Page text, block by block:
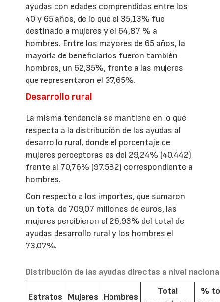
ayudas con edades comprendidas entre los
40 y 65 años, de lo que el 35,13% fue
destinado a mujeres y el 64,87 % a
hombres. Entre los mayores de 65 años, la
mayoría de beneficiarios fueron también
hombres, un 62,35%, frente a las mujeres
que representaron el 37,65%.
Desarrollo rural
La misma tendencia se mantiene en lo que
respecta a la distribución de las ayudas al
desarrollo rural, donde el porcentaje de
mujeres perceptoras es del 29,24% (40.442)
frente al 70,76% (97.582) correspondiente a
hombres.
Con respecto a los importes, que sumaron
un total de 709,07 millones de euros, las
mujeres percibieron el 26,93% del total de
ayudas desarrollo rural y los hombres el
73,07%.
Distribución de las ayudas directas a nivel
Estratos Mujeres Hombres
Total
%